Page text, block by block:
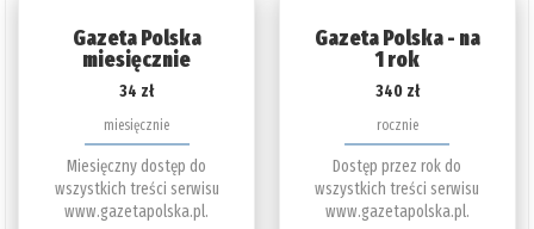
Gazeta Polska
miesięcznie
34 zł
miesięcznie
Miesięczny dostęp do
wszystkich treści serwisu
www.gazetapolska.pl.
Gazeta Polska - na
1 rok
340 zł
rocznie
Dostęp przez rok do
wszystkich treści serwisu
www.gazetapolska.pl.